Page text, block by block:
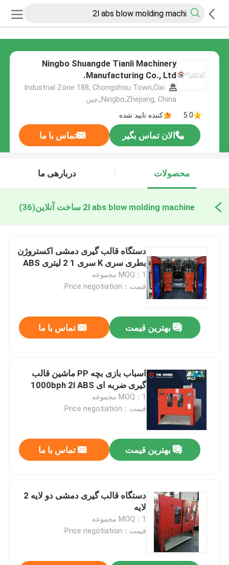
Ningbo Shuangde Tianli Machinery
Manufacturing Co., Ltd.
Industrial Zone 188, Chongshou Town,Cixi
,Ningbo,Zhejiang, China,چین
5.0
کننده تایید شده
الان تماس بگیر تماس با ما
محصولات دربارهی ما
2l abs blow molding machine ساخت آنلاین (36)
دستگاه قالب گیری دمشی اکستروژن
بطری سری K سری 1 2 لیتری ABS
MOQ：1 مجموعه
قیمت：Price negotiation.
بهترین قیمت تماس با ما
اسباب بازی بچه PP ماشین قالب
گیری ضربه ای 1000bph 2l ABS
MOQ：1 مجموعه
قیمت：Price negotiation.
بهترین قیمت تماس با ما
دستگاه قالب گیری دمشی دو لایه 2
لایه
MOQ：1 مجموعه
قیمت：Price negotiation.